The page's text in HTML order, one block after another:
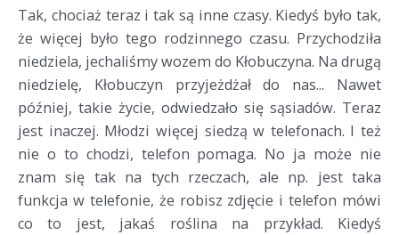
Tak, chociaż teraz i tak są inne czasy. Kiedyś było tak,
że więcej było tego rodzinnego czasu. Przychodziła
niedziela, jechaliśmy wozem do Kłobuczyna. Na drugą
niedzielę, Kłobuczyn przyjeżdżał do nas... Nawet
później, takie życie, odwiedzało się sąsiadów. Teraz
jest inaczej. Młodzi więcej siedzą w telefonach. I też
nie o to chodzi, telefon pomaga. No ja może nie
znam się tak na tych rzeczach, ale np. jest taka
funkcja w telefonie, że robisz zdjęcie i telefon mówi
co to jest, jakaś roślina na przykład. Kiedyś